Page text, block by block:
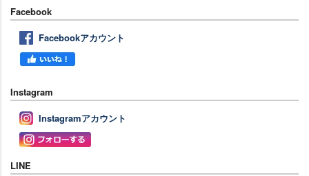
Facebook
Facebookアカウント
Instagram
Instagramアカウント
LINE